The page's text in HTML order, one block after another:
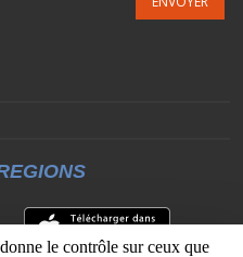
le contrôle sur ceux que